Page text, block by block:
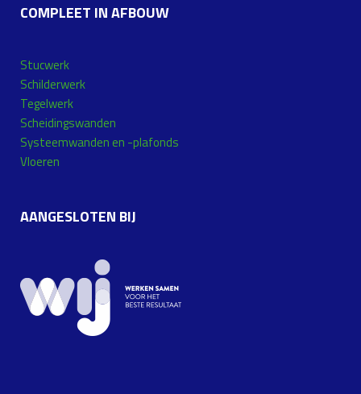
COMPLEET IN AFBOUW
Stucwerk
Schilderwerk
Tegelwerk
Scheidingswanden
Systeemwanden en -plafonds
Vloeren
AANGESLOTEN BIJ